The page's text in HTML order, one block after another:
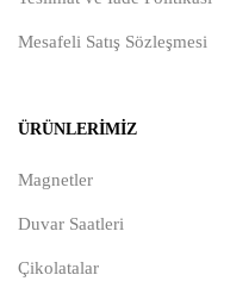
Mesafeli Satış Sözleşmesi
ÜRÜNLERIMIZ
Magnetler
Duvar Saatleri
Çikolatalar